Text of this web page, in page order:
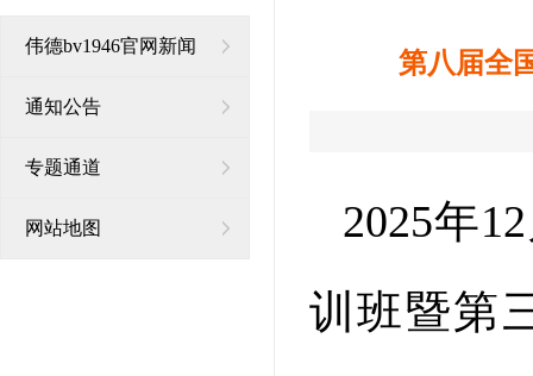
伟德bv1946官网新闻
通知公告
专题通道
网站地图
第八届全
2025年
训班暨第